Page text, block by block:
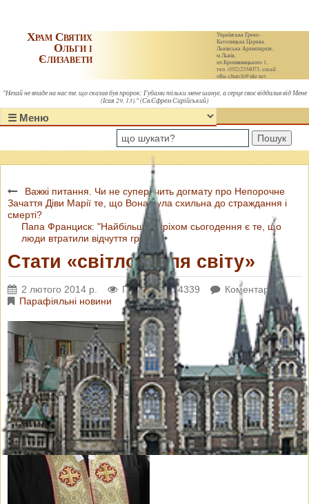
Українська Греко-
Католицька Церква.
Львівська Архиєпархія,
м.Львів,
пл.Кропивницького 1,
тел. (032)2334073, email:
olha-church@ukr.net
Храм Святих
Ольги і
Єлизавети
"Нехай не впаде на нас те, що сказав був пророк: Губами тільки мене шанує, а серце своє віддалив від Мене
(Ісая 29, 13)." (Св.Єфрем Сирійський)
Пошук
Важкі питання. Чи не суперечить догмату про Непорочне
Зачаття Діви Марії те, що Вона була схильна до страждання і
смерті?
Папа Франциск: "Найбільшим гріхом сьогодення є те, що
люди втратили відчуття гріха"
Стати «світлом для світу»
2 лютого 2014 р. Переглядів: 4339
Коментарі: 0
Парафіяльні новини